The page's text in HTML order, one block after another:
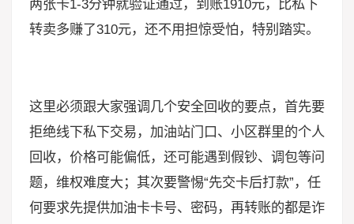
两张卡1-3分钟就验证通过，到账1910元，比私下
转卖多赚了310元，还不用担惊受怕，特别踏实。
这里必须跟大家强调几个安全回收的要点，首先要
拒绝线下私下交易，加油站门口、小区群里的个人
回收，价格可能偏低，还可能遇到假钞、调包等问
题，维权难度大；其次要警惕“先交卡后打款”，任
何要求先提供加油卡卡号、密码，再转账的都是诈